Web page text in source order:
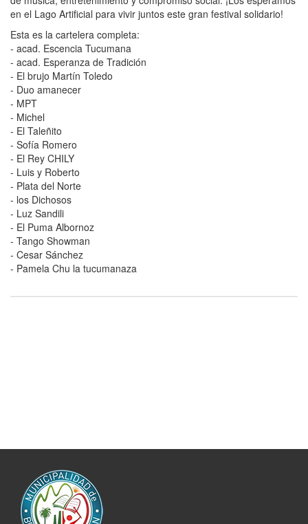
en el Lago Artificial para vivir juntos este gran festival solidario!
Esta es la cartelera completa:
- acad. Escencia Tucumana
- acad. Esperanza de Tradición
- El brujo Martín Toledo
- Duo amanecer
- MPT
- Michel
- El Taleñito
- Sofía Romero
- El Rey CHILY
- Luis y Roberto
- Plata del Norte
- los Dichosos
- Luz Sandili
- El Puma Albornoz
- Tango Showman
- Cesar Sánchez
- Pamela Chu la tucumanaza